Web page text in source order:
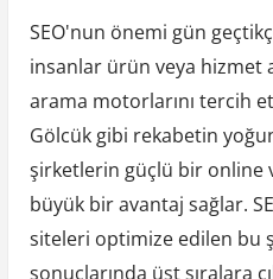
SEO'nun önemi gün
insanlar ürün veya hizmet
arama motorlarını tercih
Gölcük gibi rekabetin
şirketlerin güçlü bir online
büyük bir avantaj sağlar.
siteleri optimize edilen bu
sonuçlarında üst sıralara